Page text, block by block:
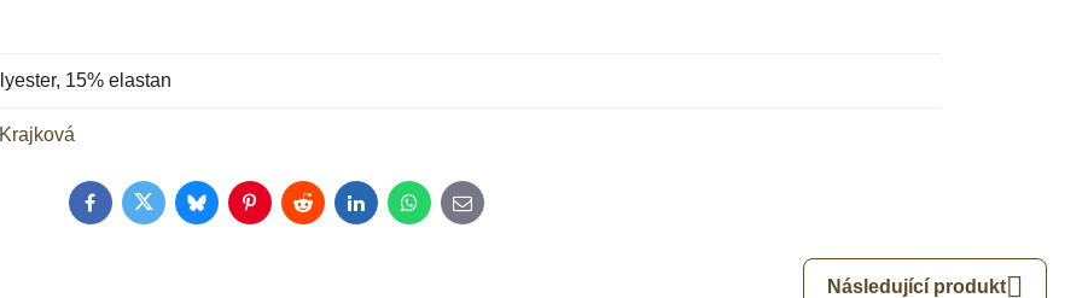
15% elastan
Krajková
FacebookTwitterBlueskyPinterestRedditLinkedInWhatsApp
E-
mail
Následující produkt